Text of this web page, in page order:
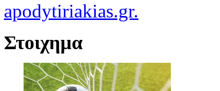
apodytiriakias.gr.
Στοιχημα